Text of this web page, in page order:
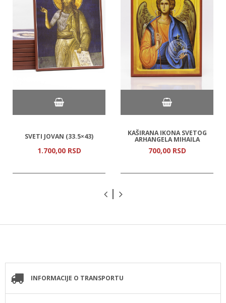
SVETI JOVAN (33.5×43)
1.700,00 RSD
KAŠIRANA IKONA SVETOG
ARHANGELA MIHAILA
700,00 RSD
INFORMACIJE O TRANSPORTU